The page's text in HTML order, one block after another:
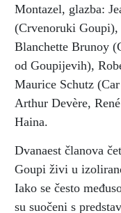
Montazel, glazba:
(Crvenoruki
Blanchette Brunoy
od Goupijevih),
Maurice Schutz
Arthur Devère,
Haina.
Dvanaest članova
Goupi živi u
Iako se često
su suočeni s